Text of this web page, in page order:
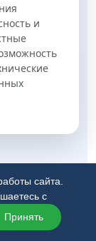
и
сайта.
с
Принять